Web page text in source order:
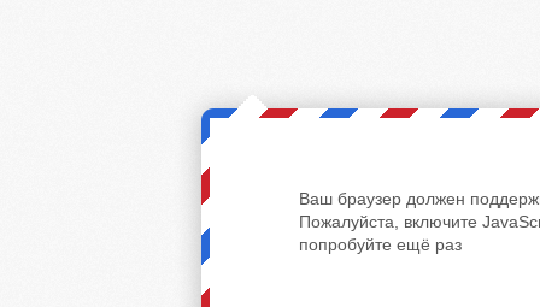
Ваш браузер должен
Пожалуйста, включите
попробуйте ещё раз